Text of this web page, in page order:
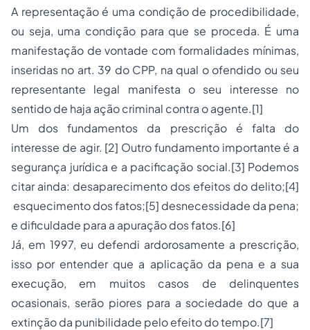
A representação é uma condição de procedibilidade,
ou seja, uma condição para que se proceda. É uma
manifestação de vontade com formalidades mínimas,
inseridas no art. 39 do CPP, na qual o ofendido ou seu
representante legal manifesta o seu interesse no
sentido de haja ação criminal contra o agente.[1]
Um dos fundamentos da prescrição é falta do
interesse de agir. [2] Outro fundamento importante é a
segurança jurídica e a pacificação social.[3] Podemos
citar ainda: desaparecimento dos efeitos do delito;[4]
esquecimento dos fatos;[5] desnecessidade da pena;
e dificuldade para a apuração dos fatos.[6]
Já, em 1997, eu defendi ardorosamente a prescrição,
isso por entender que a aplicação da pena e a sua
execução, em muitos casos de delinquentes
ocasionais, serão piores para a sociedade do que a
extinção da punibilidade pelo efeito do tempo.[7]